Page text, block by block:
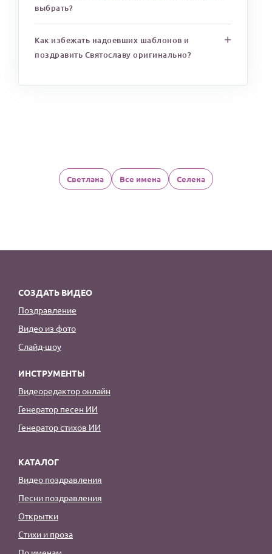
выбрать?
Как избежать надоевших шаблонов и
поздравить Святославу оригинально?
Светлана Все имена Селена
СОЗДАТЬ ВИДЕО
Поздравление
Видео из фото
Слайд-шоу
ИНСТРУМЕНТЫ
Видеоредактор онлайн
Генератор песен ИИ
Генератор стихов ИИ
КАТАЛОГ
Видео поздравления
Песни поздравления
Открытки
Стихи и проза